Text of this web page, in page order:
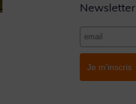
Newsletter
Je m'inscris